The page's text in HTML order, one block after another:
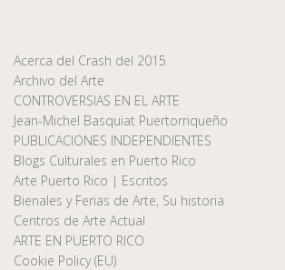
Acerca del Crash del 2015
Archivo del Arte
CONTROVERSIAS EN EL ARTE
Jean-Michel Basquiat Puertorriqueño
PUBLICACIONES INDEPENDIENTES
Blogs Culturales en Puerto Rico
Arte Puerto Rico | Escritos
Bienales y Ferias de Arte, Su historia
Centros de Arte Actual
ARTE EN PUERTO RICO
Cookie Policy (EU)